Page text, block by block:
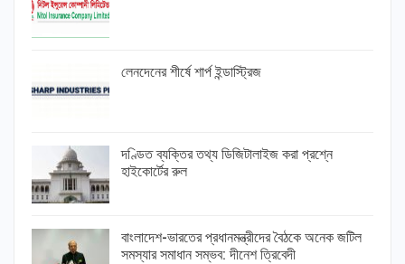
লেনদেনের শীর্ষে শার্প ইন্ডাস্ট্রিজ
দণ্ডিত ব্যক্তির তথ্য ডিজিটালাইজ করা প্রশ্নে
হাইকোর্টের রুল
বাংলাদেশ-ভারতের প্রধানমন্ত্রীদের বৈঠকে অনেক জটিল
সমস্যার সমাধান সম্ভব: দীনেশ ত্রিবেদী